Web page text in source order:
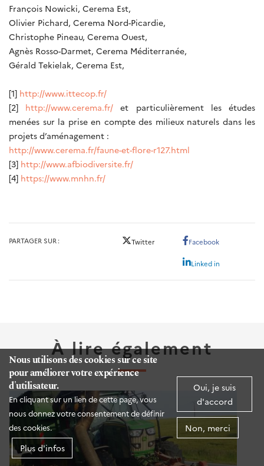
Nous utilisons des cookies sur ce site
pour améliorer votre expérience
d'utilisateur.
En cliquant sur un lien de cette page, vous
nous donnez votre consentement de définir
des cookies.
Plus d'infos
Oui, je suis
d'accord
Non, merci
François Nowicki, Cerema Est,
Olivier Pichard, Cerema Nord-Picardie,
Christophe Pineau, Cerema Ouest,
Agnès Rosso-Darmet, Cerema Méditerranée,
Gérald Tekielak, Cerema Est,
[1] http://www.ittecop.fr/
[2] http://www.cerema.fr/ et particulièrement les études
menées sur la prise en compte des milieux naturels dans les
projets d’aménagement :
http://www.cerema.fr/faune-et-flore-r127.html
[3] http://www.afbiodiversite.fr/
[4] https://www.mnhn.fr/
PARTAGER SUR Twitter Facebook
Linked in
À lire également